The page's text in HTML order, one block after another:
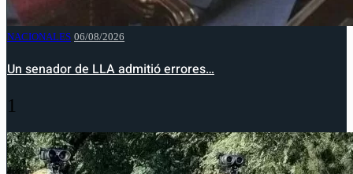
NACIONALES 06/08/2026
Un senador de LLA admitió errores…
1